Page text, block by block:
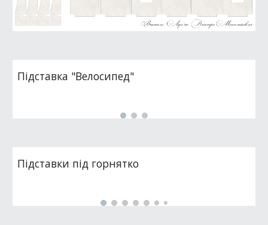
Підставка "Велосипед"
Підставки під горнятко